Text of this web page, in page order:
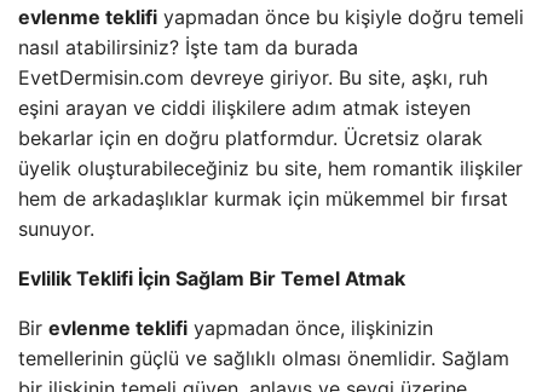
evlenme teklifi yapmadan önce bu kişiyle doğru temeli
nasıl atabilirsiniz? İşte tam da burada
EvetDermisin.com devreye giriyor. Bu site, aşkı, ruh
eşini arayan ve ciddi ilişkilere adım atmak isteyen
bekarlar için en doğru platformdur. Ücretsiz olarak
üyelik oluşturabileceğiniz bu site, hem romantik ilişkiler
hem de arkadaşlıklar kurmak için mükemmel bir fırsat
sunuyor.
Evlilik Teklifi İçin Sağlam Bir Temel Atmak
Bir evlenme teklifi yapmadan önce, ilişkinizin
temellerinin güçlü ve sağlıklı olması önemlidir. Sağlam